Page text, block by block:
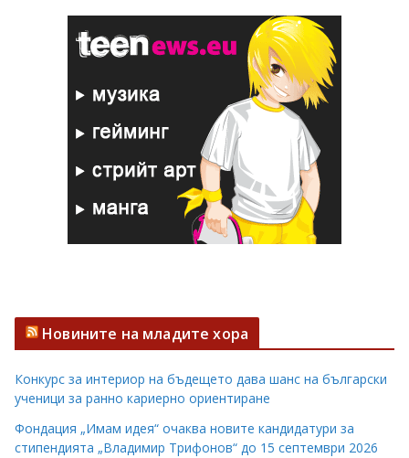
Новините на младите хора
Конкурс за интериор на бъдещето дава шанс на български
ученици за ранно кариерно ориентиране
Фондация „Имам идея“ очаква новите кандидатури за
стипендията „Владимир Трифонов“ до 15 септември 2026